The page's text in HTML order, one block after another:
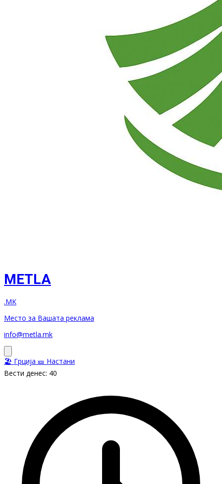
METLA
.MK
Место за Вашата реклама
info@metla.mk
🏖️ Грција 🎫 Настани
Вести денес: 40